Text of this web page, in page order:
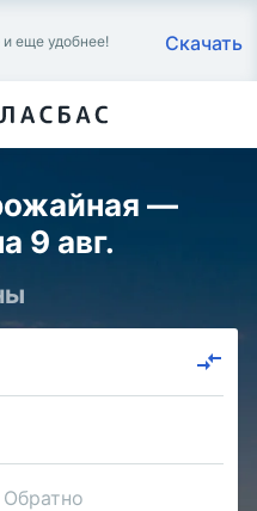
еще удобнее!
Скачать
—
9 авг.
Обратно